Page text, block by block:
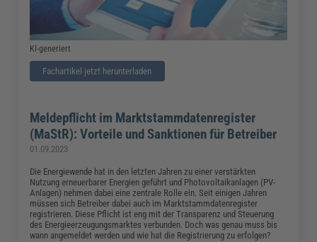
KI-generiert
Fachartikel jetzt herunterladen
Meldepflicht im Marktstammdatenregister
(MaStR): Vorteile und Sanktionen für Betreiber
01.09.2023
Die Energiewende hat in den letzten Jahren zu einer verstärkten
Nutzung erneuerbarer Energien geführt und Photovoltaikanlagen (PV-
Anlagen) nehmen dabei eine zentrale Rolle ein. Seit einigen Jahren
müssen sich Betreiber dabei auch im Marktstammdatenregister
registrieren. Diese Pflicht ist eng mit der Transparenz und Steuerung
des Energieerzeugungsmarktes verbunden. Doch was genau muss bis
wann angemeldet werden und wie hat die Registrierung zu erfolgen?